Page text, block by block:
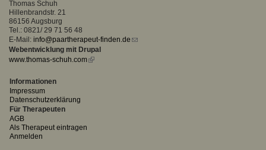
Thomas Schuh
Hillenbrandstr. 21
86156 Augsburg
Tel.: 0821/ 29 71 56 48
E-Mail: info@paartherapeut-finden.de (link
Webentwicklung mit Drupal
www.thomas-schuh.com(link
Informationen
Impressum
Datenschutzerklärung
Für Therapeuten
AGB
Als Therapeut eintragen
Anmelden